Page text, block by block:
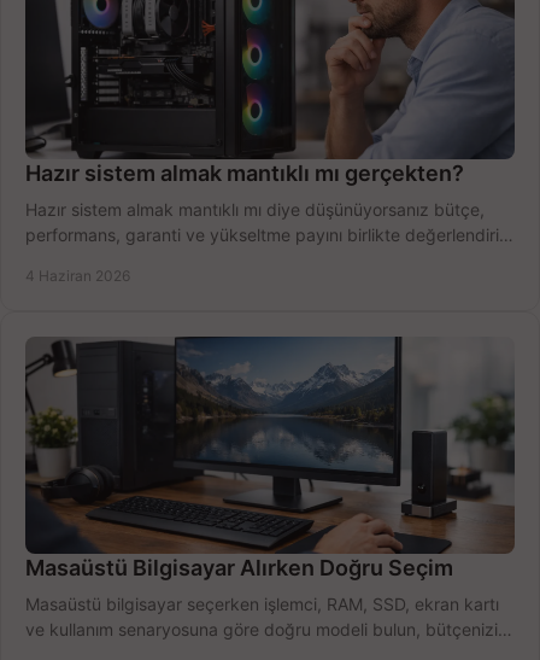
Hazır sistem almak mantıklı mı gerçekten?
Hazır sistem almak mantıklı mı diye düşünüyorsanız bütçe,
performans, garanti ve yükseltme payını birlikte değerlendirin,
4 Haziran 2026
Masaüstü Bilgisayar Alırken Doğru Seçim
Masaüstü bilgisayar seçerken işlemci, RAM, SSD, ekran kartı
ve kullanım senaryosuna göre doğru modeli bulun, bütçenizi